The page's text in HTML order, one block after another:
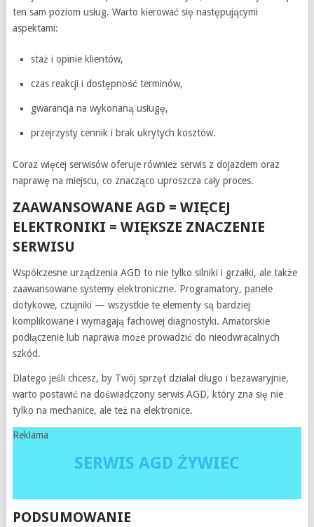
ten sam poziom usług. Warto kierować się następującymi
aspektami:
staż i opinie klientów,
czas reakcji i dostępność terminów,
gwarancja na wykonaną usługę,
przejrzysty cennik i brak ukrytych kosztów.
Coraz więcej serwisów oferuje również serwis z dojazdem oraz
naprawę na miejscu, co znacząco uproszcza cały proces.
ZAAWANSOWANE AGD = WIĘCEJ
ELEKTRONIKI = WIĘKSZE ZNACZENIE
SERWISU
Współczesne urządzenia AGD to nie tylko silniki i grzałki, ale także
zaawansowane systemy elektroniczne. Programatory, panele
dotykowe, czujniki — wszystkie te elementy są bardziej
komplikowane i wymagają fachowej diagnostyki. Amatorskie
podłączenie lub naprawa może prowadzić do nieodwracalnych
szkód.
Dlatego jeśli chcesz, by Twój sprzęt działał długo i bezawaryjnie,
warto postawić na doświadczony serwis AGD, który zna się nie
tylko na mechanice, ale też na elektronice.
Reklama
SERWIS AGD ŻYWIEC
PODSUMOWANIE